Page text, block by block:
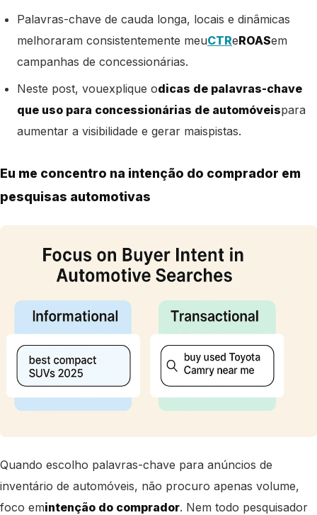
Palavras-chave de cauda longa, locais e dinâmicas
melhoraram consistentemente meuCTReROASem
campanhas de concessionárias.
Neste post, vouexplique odicas de palavras-chave
que uso para concessionárias de automóveispara
aumentar a visibilidade e gerar maispistas.
Eu me concentro na intenção do comprador em
pesquisas automotivas
Quando escolho palavras-chave para anúncios de
inventário de automóveis, não procuro apenas volume,
foco emintenção do comprador. Nem todo pesquisador